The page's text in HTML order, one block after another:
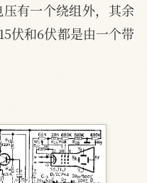
有一个绕组外，其余
伏和6伏都是由一个带